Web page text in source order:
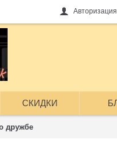
Авторизация
СКИДКИ
дружбе